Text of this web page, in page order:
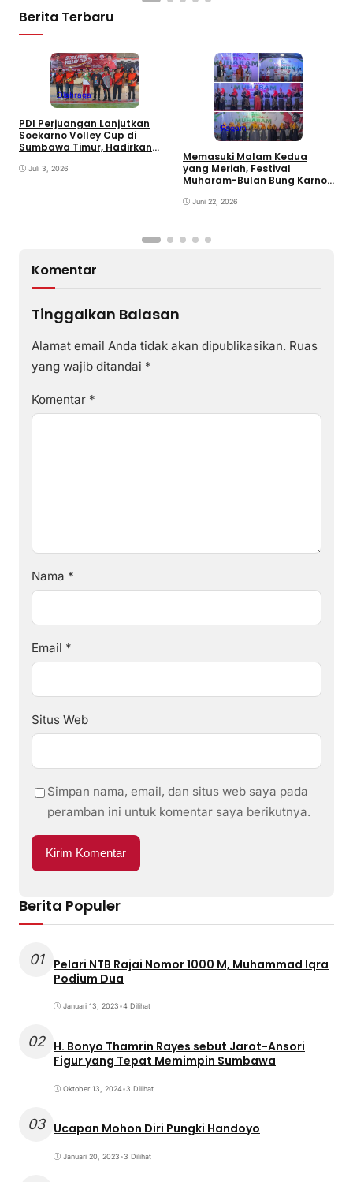
Berita Terbaru
Olahraga
PDI Perjuangan Lanjutkan
Soekarno Volley Cup di
Sumbawa Timur, Hadirkan
Rakyat
Juli 3, 2026
Ragam
Memasuki Malam Kedua
yang Meriah, Festival
Muharam-Bulan Bung Karno
Pemajuan Kebudayaan
Juni 22, 2026
Komentar
Tinggalkan Balasan
Alamat email Anda tidak akan dipublikasikan. Ruas
yang wajib ditandai *
Komentar *
Nama *
Email *
Situs Web
Simpan nama, email, dan situs web saya pada
peramban ini untuk komentar saya berikutnya.
Berita Populer
01
Pelari NTB Rajai Nomor 1000 M, Muhammad Iqra
Podium Dua
Januari 13, 2023•4 Dilihat
02 H. Bonyo Thamrin Rayes sebut Jarot-Ansori
Figur yang Tepat Memimpin Sumbawa
Oktober 13, 2024•3 Dilihat
03 Ucapan Mohon Diri Pungki Handoyo
Januari 20, 2023•3 Dilihat